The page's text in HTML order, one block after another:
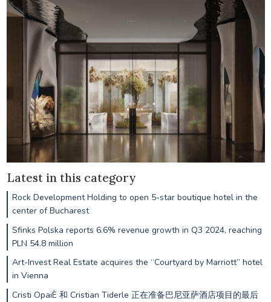
Latest in this category
Rock Development Holding to open 5-star boutique hotel in the
center of Bucharest
Sfinks Polska reports 6.6% revenue growth in Q3 2024, reaching
PLN 54.8 million
Art-Invest Real Estate acquires the “Courtyard by Marriott” hotel
in Vienna
Cristi OpaiÈ 和 Cristian Tiderle 正在准备巴尼亚萨酒店项目的最后